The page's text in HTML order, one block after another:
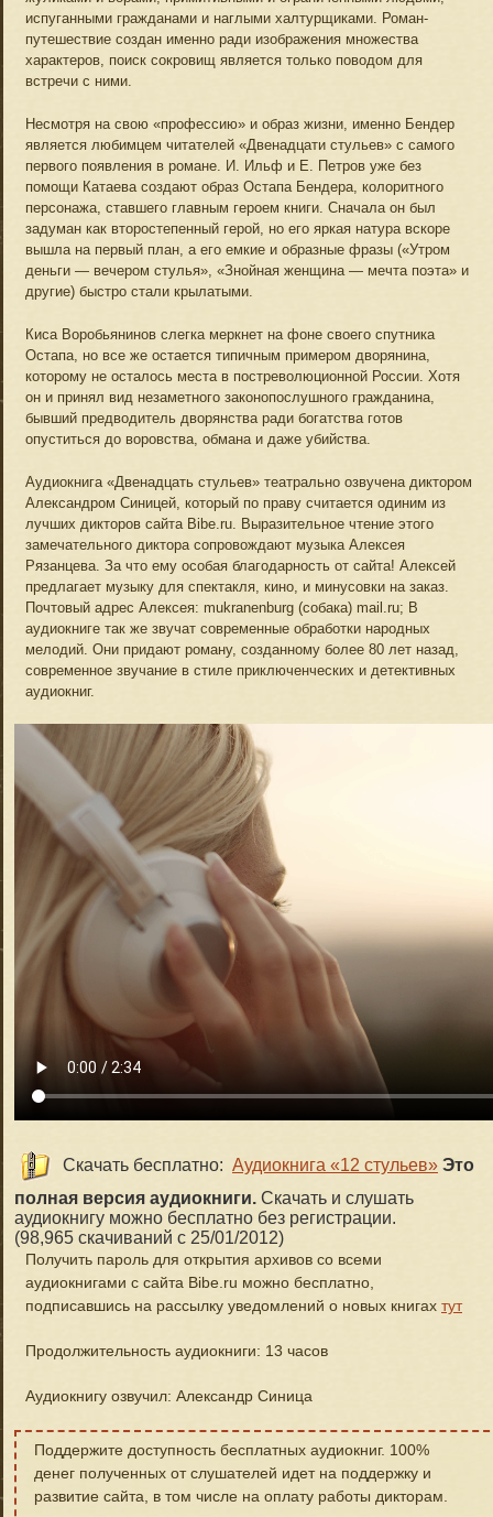
испуганными гражданами и наглыми халтурщиками. Роман-
путешествие создан именно ради изображения множества
характеров, поиск сокровищ является только поводом для
встречи с ними.
Несмотря на свою «профессию» и образ жизни, именно Бендер
является любимцем читателей «Двенадцати стульев» с самого
первого появления в романе. И. Ильф и Е. Петров уже без
помощи Катаева создают образ Остапа Бендера, колоритного
персонажа, ставшего главным героем книги. Сначала он был
задуман как второстепенный герой, но его яркая натура вскоре
вышла на первый план, а его емкие и образные фразы («Утром
деньги — вечером стулья», «Знойная женщина — мечта поэта» и
другие) быстро стали крылатыми.
Киса Воробьянинов слегка меркнет на фоне своего спутника
Остапа, но все же остается типичным примером дворянина,
которому не осталось места в постреволюционной России. Хотя
он и принял вид незаметного законопослушного гражданина,
бывший предводитель дворянства ради богатства готов
опуститься до воровства, обмана и даже убийства.
Аудиокнига «Двенадцать стульев» театрально озвучена диктором
Александром Синицей, который по праву считается одиним из
лучших дикторов сайта Bibe.ru. Выразительное чтение этого
замечательного диктора сопровождают музыка Алексея
Рязанцева. За что ему особая благодарность от сайта! Алексей
предлагает музыку для спектакля, кино, и минусовки на заказ.
Почтовый адрес Алексея: mukranenburg (собака) mail.ru; В
аудиокниге так же звучат современные обработки народных
мелодий. Они придают роману, созданному более 80 лет назад,
современное звучание в стиле приключенческих и детективных
аудиокниг.
Скачать бесплатно: Аудиокнига «12 стульев» Это
полная версия аудиокниги. Скачать и слушать
аудиокнигу можно бесплатно без регистрации.
(98,965 скачиваний с 25/01/2012)
Получить пароль для открытия архивов со всеми
аудиокнигами с сайта Bibe.ru можно бесплатно,
подписавшись на рассылку уведомлений о новых книгах тут
Продолжительность аудиокниги: 13 часов
Аудиокнигу озвучил: Александр Синица
Поддержите доступность бесплатных аудиокниг. 100%
денег полученных от слушателей идет на поддержку и
развитие сайта, в том числе на оплату работы дикторам.